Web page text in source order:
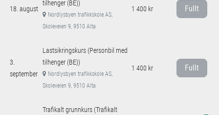
18. august
tilhenger (BE))
Nordlysbyen trafikkskole AS,
Skoleveien 9, 9510 Alta
1 400 kr Fullt
3.
september
Lastsikringskurs (Personbil med
tilhenger (BE))
Nordlysbyen trafikkskole AS,
Skoleveien 9, 9510 Alta
1 400 kr Fullt
Trafikalt grunnkurs (Trafikalt